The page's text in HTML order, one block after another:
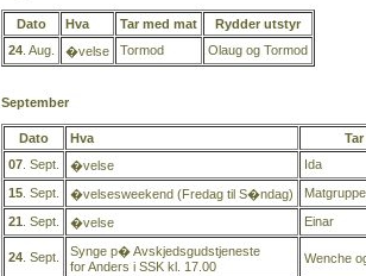
Dato Hva Tar med mat
Rydder utstyr
24 . Aug. �velse Tormod Olaug og Tormod
September
Dato Hva
07 . Sept. �velse Ida
15 . Sept. �velsesweekend (Fredag til S�ndag)
21 . Sept. �velse Einar
24 . Sept.
Synge p� Avskjedsgudstjeneste
for Anders i SSK kl. 17.00
Wenche